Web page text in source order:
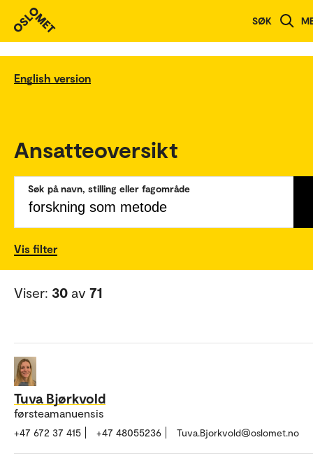
SØK
English version
Ansatteoversikt
Søk på navn, stilling eller fagområde
Vis filter
Viser: 30 av 71
Tuva Bjørkvold
førsteamanuensis
+47 672 37 415 +47 48055236 Tuva.Bjorkvold@oslomet.no